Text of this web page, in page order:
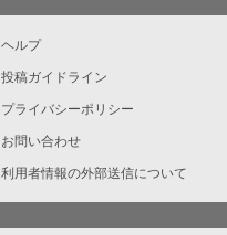
ヘルプ
投稿ガイドライン
プライバシーポリシー
お問い合わせ
利用者情報の外部送信について